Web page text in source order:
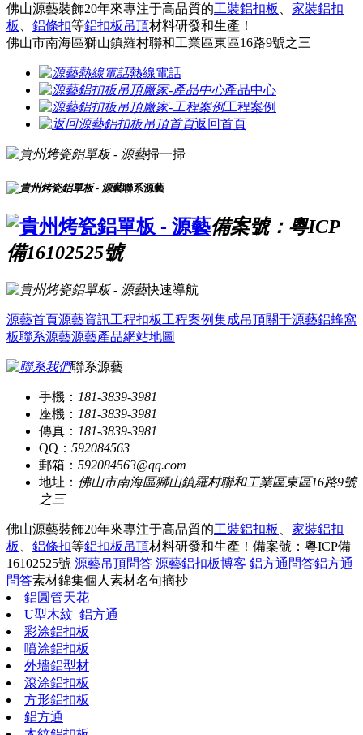
佛山源藝裝飾20年來專注于高品質的工裝鋁扣板
家裝鋁扣
板
鋁條扣等鋁扣板吊頂材料研發和生產！
佛山市南海區獅山鎮羅村聯和工業區東區16路9號之三
熱線電話
產品中心
工程案例
返回首頁
掃一掃
聯系源藝
備案號：粵ICP
備16102525號
快速導航
源藝首頁源藝資訊工程扣板工程案例集成吊頂關于源藝鋁蜂窩
板聯系源藝源藝產品網站地圖
聯系源藝
手機： 181-3839-3981
座機： 181-3839-3981
傳真： 181-3839-3981
QQ： 592084563
郵箱： 592084563@qq.com
地址： 佛山市南海區獅山鎮羅村聯和工業區東區16路9號
之三
佛山源藝裝飾20年來專注于高品質的工裝鋁扣板
家裝鋁扣
板
鋁條扣等鋁扣板吊頂材料研發和生產！ 備案號：粵ICP備
16102525號 源藝吊頂問答 源藝鋁扣板博客 鋁方通問答鋁方通
問答素材錦集個人素材名句摘抄
鋁圓管天花
U型木紋_鋁方通
彩涂鋁扣板
噴涂鋁扣板
外墻鋁型材
滾涂鋁扣板
方形鋁扣板
鋁方通